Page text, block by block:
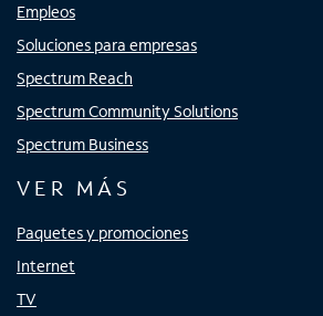
Empleos
Soluciones para empresas
Spectrum Reach
Spectrum Community Solutions
Spectrum Business
VER MÁS
Paquetes y promociones
Internet
TV